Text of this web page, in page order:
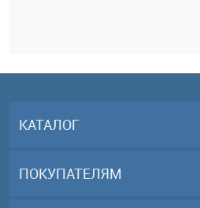
КАТАЛОГ
ПОКУПАТЕЛЯМ